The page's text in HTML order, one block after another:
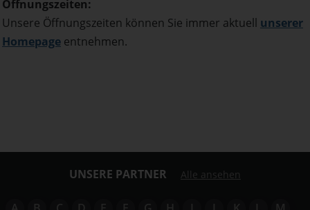
Öffnungszeiten:
Unsere Öffnungszeiten können Sie immer aktuell unserer
Homepage entnehmen.
UNSERE PARTNER Alle ansehen